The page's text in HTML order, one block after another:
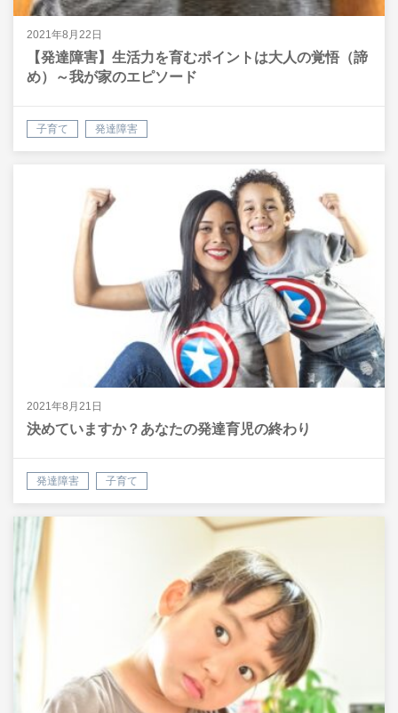
2021年8月22日
【発達障害】生活力を育むポイントは大人の覚悟（諦
め）～我が家のエピソード
子育て 発達障害
2021年8月21日
決めていますか？あなたの発達育児の終わり
発達障害 子育て